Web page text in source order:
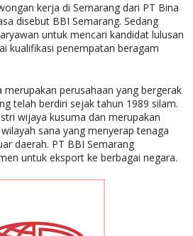
kerja di Semarang dari PT Bina
disebut BBI Semarang. Sedang
untuk mencari kandidat lulusan
kualifikasi penempatan beragam
merupakan perusahaan yang bergerak
telah berdiri sejak tahun 1989 silam.
wijaya kusuma dan merupakan
sana yang menyerap tenaga
daerah. PT BBI Semarang
untuk eksport ke berbagai negara.